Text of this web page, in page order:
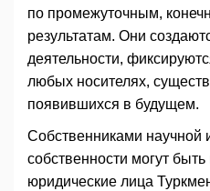
по промежуточным,
результатам. Они
деятельности,
любых носителях,
появившихся в будущем.
Собственниками научной
собственности могут быть
юридические лица